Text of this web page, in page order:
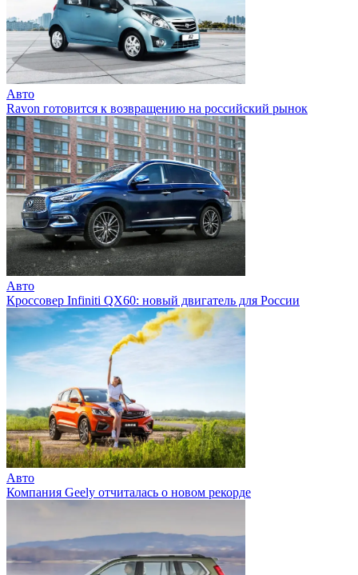
Авто
Ravon готовится к возвращению на российский рынок
Авто
Кроссовер Infiniti QX60: новый двигатель для России
Авто
Компания Geely отчиталась о новом рекорде